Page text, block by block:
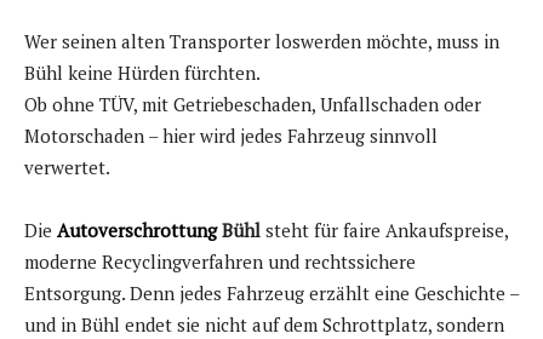
Wer seinen alten Transporter loswerden möchte, muss in
Bühl keine Hürden fürchten.
Ob ohne TÜV, mit Getriebeschaden, Unfallschaden oder
Motorschaden – hier wird jedes Fahrzeug sinnvoll
verwertet.
Die AutoverschrottungBühl steht für faire Ankaufspreise,
moderne Recyclingverfahren und rechtssichere
Entsorgung. Denn jedes Fahrzeug erzählt eine Geschichte –
und in Bühl endet sie nicht auf dem Schrottplatz, sondern